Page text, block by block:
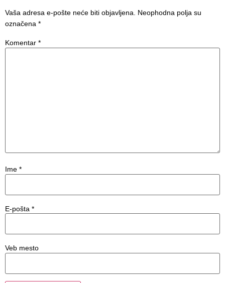
Vaša adresa e-pošte neće biti objavljena.
Neophodna polja su
označena *
Komentar *
Ime *
E-pošta *
Veb mesto